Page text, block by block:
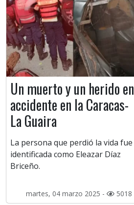
Un muerto y un herido en
accidente en la Caracas-
La Guaira
La persona que perdió la vida fue
identificada como Eleazar Díaz
Briceño.
martes, 04 marzo 2025 - 5018